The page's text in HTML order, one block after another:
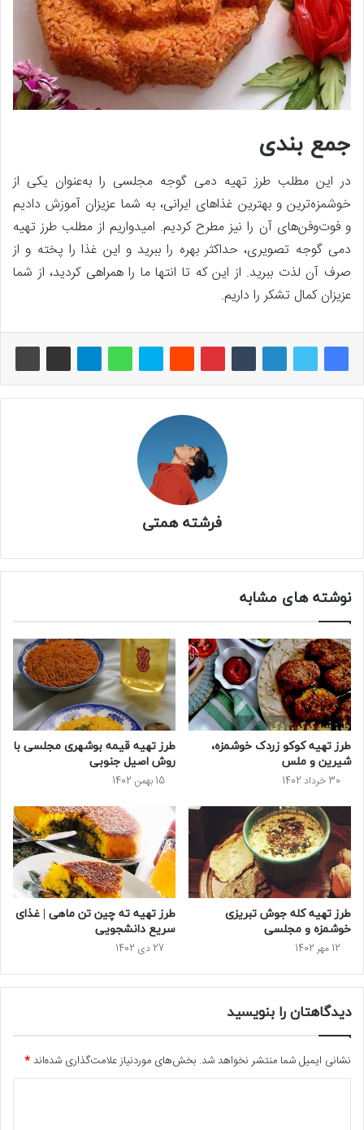
جمع بندی
در این مطلب طرز تهیه دمی گوجه مجلسی را به‌عنوان یکی از
خوشمزه‌ترین و بهترین غذاهای ایرانی، به شما عزیزان آموزش دادیم
و فوت‌وفن‌های آن را نیز مطرح کردیم. امیدواریم از مطلب طرز تهیه
دمی گوجه تصویری، حداکثر بهره را ببرید و این غذا را پخته و از
صرف آن لذت ببرید. از این که تا انتها ما را همراهی کردید، از شما
عزیزان کمال تشکر را داریم.
فرشته همتی
نوشته های مشابه
طرز تهیه کوکو زردک خوشمزه،
شیرین و ملس
30 خرداد 1402
طرز تهیه قیمه بوشهری مجلسی با
روش اصیل جنوبی
15 بهمن 1402
طرز تهیه کله‌ جوش تبریزی
خوشمزه و مجلسی
12 مهر 1402
طرز تهیه ته چین تن ماهی | غذای
سریع دانشجویی
27 دی 1402
دیدگاهتان را بنویسید
نشانی ایمیل شما منتشر نخواهد شد. بخش‌های موردنیاز علامت‌گذاری شده‌اند*